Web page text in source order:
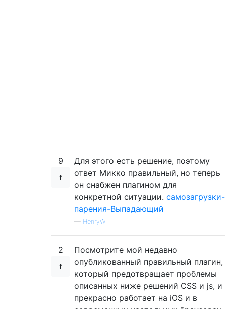
9
Для этого есть решение, поэтому
ответ Микко правильный, но теперь
он снабжен плагином для
конкретной ситуации. самозагрузки-
парения-Выпадающий
— HenryW
2
Посмотрите мой недавно
опубликованный правильный плагин,
который предотвращает проблемы
описанных ниже решений CSS и js, и
прекрасно работает на iOS и в